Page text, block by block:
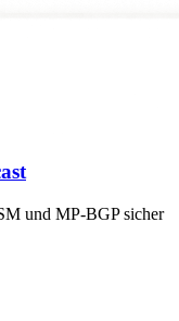
und MP-BGP sicher